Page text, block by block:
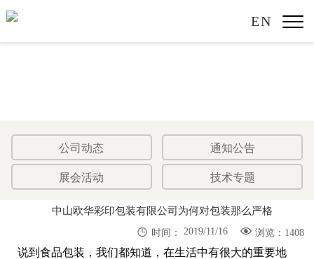
EN
公司动态 通知公告
展会活动 技术专题
中山欧华彩印包装有限公司为何对包装那么严格
 浏览：1408
 时间： 2019/11/16
说到食品包装，我们都知道，在生活中有很大的重要地